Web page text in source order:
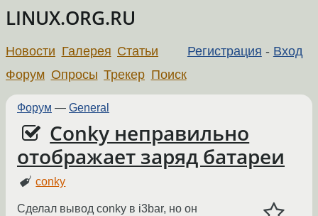
LINUX.ORG.RU
Регистрация - Вход
Новости Галерея Статьи
Форум Опросы Трекер Поиск
Форум — General
Conky неправильно
отображает заряд батареи
conky
Сделал вывод conky в i3bar, но он